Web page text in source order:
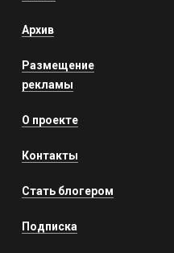
Архив
Размещение
рекламы
О проекте
Контакты
Стать блогером
Подписка